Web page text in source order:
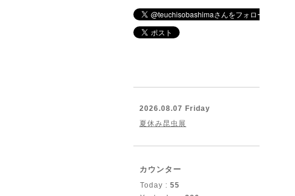
2026.08.07 Friday
夏休み昆虫展
カウンター
Today : 55